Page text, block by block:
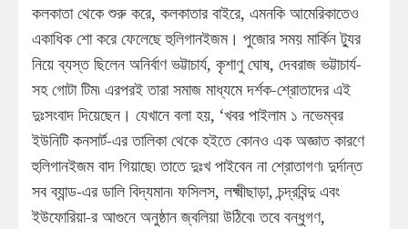
কলকাতা থেকে শুরু করে, কলকাতার বাইরে, এমনকি আমেরিকাতেও
একাধিক শো করে ফেলেছে হুলিগানইজম। পুজোর সময় মার্কিন ট্যুর
নিয়ে ব্যস্ত ছিলেন অনির্বাণ ভট্টাচার্য, কৃশাণু ঘোষ, দেবরাজ ভট্টাচার্য-
সহ গোটা টিম৷ এরপরই তারা সমাজ মাধ্যমে দর্শক-শ্রোতাদের এই
দুঃসংবাদ দিয়েছেন। যেখানে বলা হয়, ‘খবর পাইলাম ১ নভেম্বর
ইউনিটি কনসার্ট-এর তালিকা থেকে হইতে কোনও এক অজ্ঞাত কারণে
হুলিগানইজম বাদ গিয়াছে৷ তাতে দুঃখ পাইবেন না শ্রোতাগণ৷ দুর্দান্ত
সব ব্যান্ড-এর ডালি বিদ্যমান৷ ফসিলস, লক্ষ্মীছাড়া, চন্দ্রবিন্দু এবং
ইউফোরিয়া-র আগুনে অনুষ্ঠান জ্বলিয়া উঠিবে৷ তবে বন্ধুগণ,